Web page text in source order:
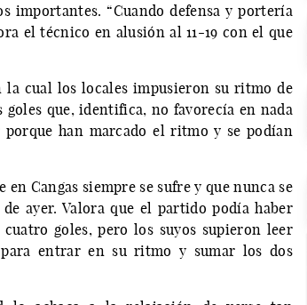
importantes. “Cuando defensa y portería
el técnico en alusión al 11-19 con el que
la cual los locales impusieron su ritmo de
que, identifica, no favorecía en nada
porque han marcado el ritmo y se podían
Cangas siempre se sufre y que nunca se
ayer. Valora que el partido podía haber
goles, pero los suyos supieron leer
entrar en su ritmo y sumar los dos